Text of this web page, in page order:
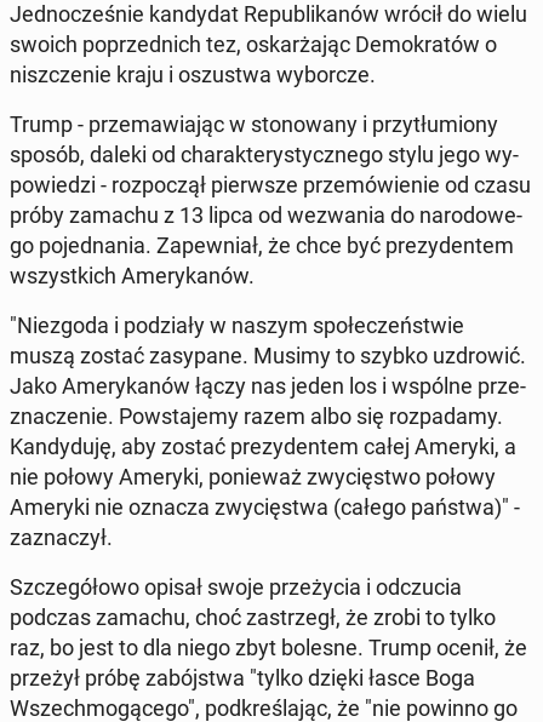
Jed­no­cze­śnie kan­dy­dat Re­pu­bli­ka­nów wrócił do wielu
swoich po­przed­nich tez, oskar­ża­jąc De­mo­kra­tów o
nisz­cze­nie kraju i oszu­stwa wy­bor­cze.
Trump - prze­ma­wia­jąc w sto­no­wa­ny i przy­tłu­mio­ny
sposób, daleki od cha­rak­te­ry­stycz­ne­go stylu jego wy­
po­wie­dzi - roz­po­czął pierw­sze prze­mó­wie­nie od czasu
próby zamachu z 13 lipca od we­zwa­nia do na­ro­do­we­
go po­jed­na­nia. Za­pew­niał, że chce być pre­zy­den­tem
wszyst­kich Ame­ry­ka­nów.
"Nie­zgo­da i po­dzia­ły w naszym spo­łe­czeń­stwie
muszą zostać za­sy­pa­ne. Musimy to szybko uzdro­wić.
Jako Ame­ry­ka­nów łączy nas jeden los i wspólne prze­
zna­cze­nie. Po­wsta­je­my razem albo się roz­pa­da­my.
Kan­dy­du­ję, aby zostać pre­zy­den­tem całej Ameryki, a
nie połowy Ameryki, po­nie­waż zwy­cię­stwo połowy
Ameryki nie oznacza zwy­cię­stwa (całego państwa)" -
za­zna­czył.
Szcze­gó­ło­wo opisał swoje prze­ży­cia i od­czu­cia
podczas zamachu, choć za­strzegł, że zrobi to tylko
raz, bo jest to dla niego zbyt bolesne. Trump ocenił, że
przeżył próbę za­bój­stwa "tylko dzięki łasce Boga
Wszech­mo­gą­ce­go", pod­kre­śla­jąc, że "nie powinno go